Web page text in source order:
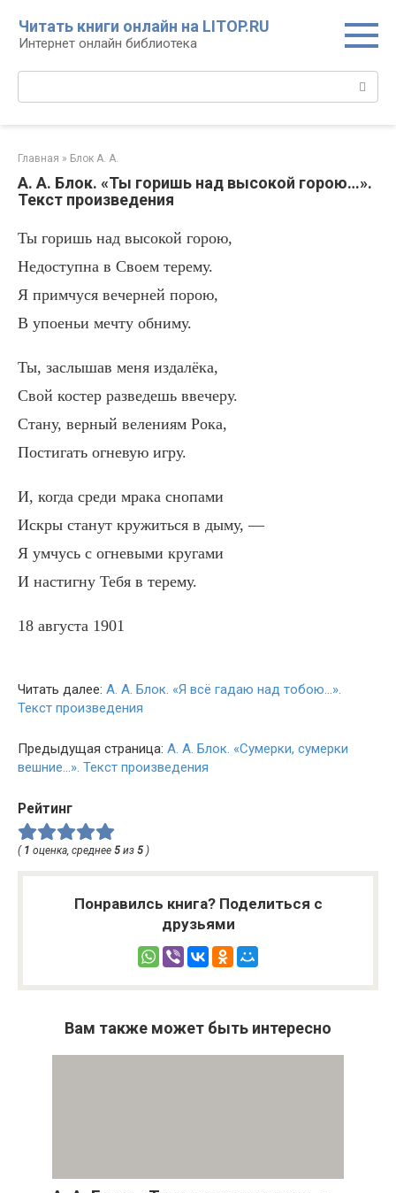
контенту
Читать книги онлайн на LITOP.RU
Интернет онлайн библиотека
Главная » Блок А. А.
А. А. Блок. «Ты горишь над высокой горою…».
Текст произведения
Ты горишь над высокой горою,
Недоступна в Своем терему.
Я примчуся вечерней порою,
В упоеньи мечту обниму.
Ты, заслышав меня издалёка,
Свой костер разведешь ввечеру.
Стану, верный велениям Рока,
Постигать огневую игру.
И, когда среди мрака снопами
Искры станут кружиться в дыму, —
Я умчусь с огневыми кругами
И настигну Тебя в терему.
18 августа 1901
Читать далее: А. А. Блок. «Я всё гадаю над тобою…».
Текст произведения
Предыдущая страница: А. А. Блок. «Сумерки, сумерки
вешние…». Текст произведения
Рейтинг
( 1 оценка, среднее 5 из 5 )
Понравилсь книга? Поделиться с
друзьями
Вам также может быть интересно